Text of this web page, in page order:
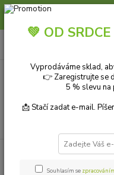
Slunce, koupání a horko
ZDRAVÁ VÝŽIVA
💚 OD
Vyprodáváme sklad,
👉 Zaregistrujte se
5 % slevu na
📩 Stačí zadat e-mail.
Souhlasím se